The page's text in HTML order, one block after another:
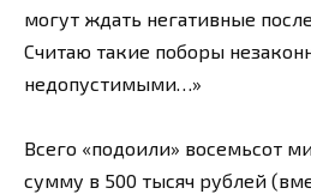
могут ждать негативные
Считаю такие поборы
недопустимыми…»
Всего «подоили» восемьсот
сумму в 500 тысяч рублей